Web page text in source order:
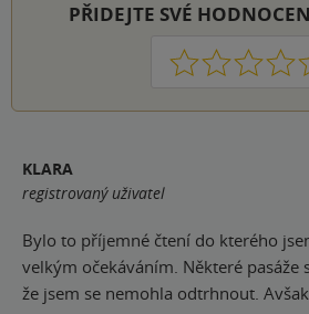
PŘIDEJTE SVÉ
1 2 3 4 5
KLARA
registrovaný uživatel
Bylo to příjemné čtení do kterého
velkým očekáváním. Některé pasáže
že jsem se nemohla odtrhnout. Avšak